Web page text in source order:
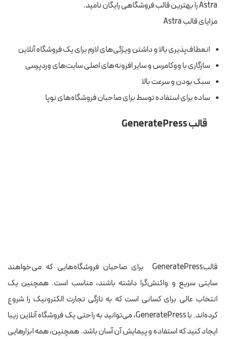
Astra را بهترین قالب فروشگاهی رایگان نامید.
مزایای قالب Astra
انعطاف‌پذیری بالا و داشتن ویژگی‌های لازم برای یک فروشگاه آنلاین
سازگاری با ووکامرس و سایر افزونه‌های اصلی سایت‌های وردپرسی
سبک بودن و سرعت بالا
ساده برای استفاده توسط برای صاحبان فروشگاه‌های نوپا
قالب GeneratePress
قالبGeneratePress برای صاحبان فروشگاه‌هایی که می‌خواهند
سایتی سریع و واکنش‌گرا داشته باشند، مناسب است. همچنین یک
انتخاب عالی برای کسانی است که به تازگی تجارت الکترونیک را شروع
کرده‌اند. با GeneratePress، می‌توانید به راحتی یک فروشگاه آنلاین زیبا
ایجاد کنید که استفاده و پیمایش آن آسان باشد. همچنین، همه ابزارهایی